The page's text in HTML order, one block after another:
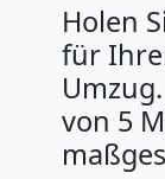
Holen
für
von 5